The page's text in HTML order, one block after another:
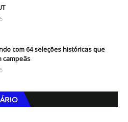
com 64 seleções históricas que
campeãs